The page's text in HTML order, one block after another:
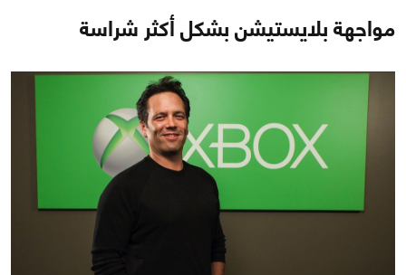
مواجهة بلايستيشن بشكل أكثر شراسة